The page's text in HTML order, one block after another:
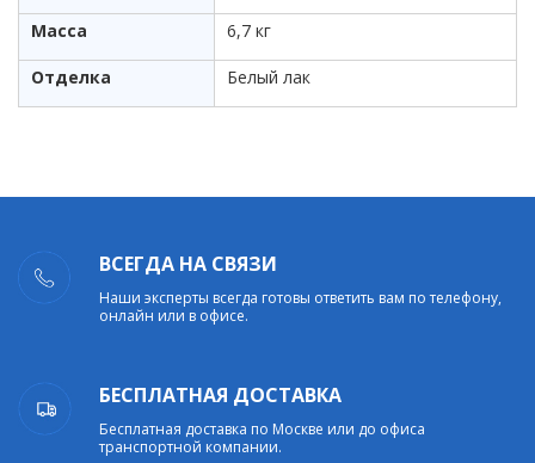
Масса 6,7 кг
Отделка Белый лак
ВСЕГДА НА СВЯЗИ
Наши эксперты всегда готовы ответить вам по телефону,
онлайн или в офисе.
БЕСПЛАТНАЯ ДОСТАВКА
Бесплатная доставка по Москве или до офиса
транспортной компании.